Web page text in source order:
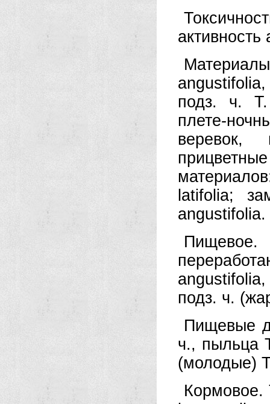
подз. ч. Т.
плете-
веревок,
latifolia;
angustifolia.
подз. ч.
Пищевые
ч., пыльца
(молодые)
Кормовое.